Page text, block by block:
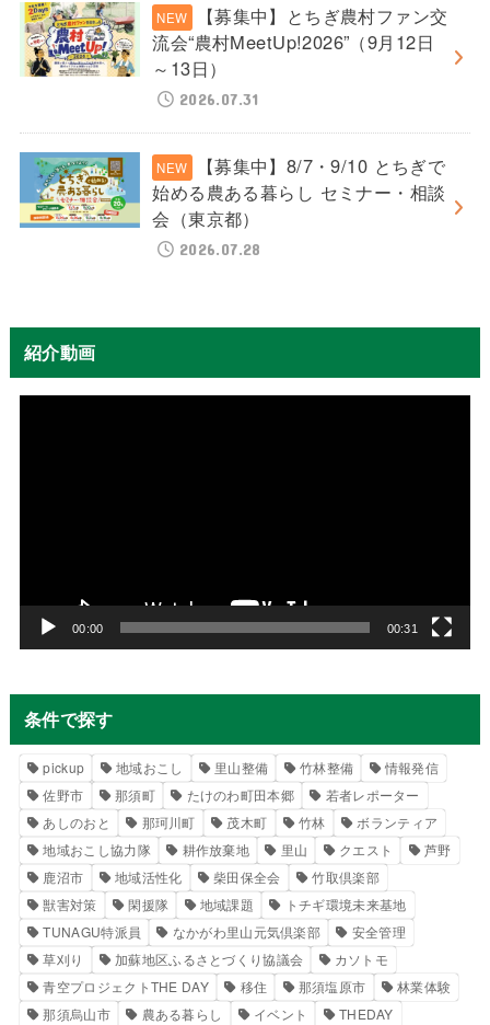
【募集中】とちぎ農村ファン交
流会“農村MeetUp!2026”（9月12日
～13日）
2026.07.31
【募集中】8/7・9/10 とちぎで
始める農ある暮らし セミナー・相談
会（東京都）
2026.07.28
紹介動画
ー
00:00 00:31
条件で探す
pickup 地域おこし 里山整備 竹林整備
情報発信
佐野市
那須町 たけのわ町田本郷
若者レポーター
あしのおと
那珂川町 茂木町 竹林
ボランティア
地域おこし協力隊
耕作放棄地 里山 クエスト
芦野
鹿沼市
地域活性化 柴田保全会
竹取倶楽部
獣害対策
閑援隊 地域課題
トチギ環境未来基地
TUNAGU特派員
なかがわ里山元気倶楽部
安全管理
草刈り
加蘇地区ふるさとづくり協議会
カソトモ
青空プロジェクトTHE DAY
移住 那須塩原市
林業体験
那須烏山市
農ある暮らし イベント
THEDAY